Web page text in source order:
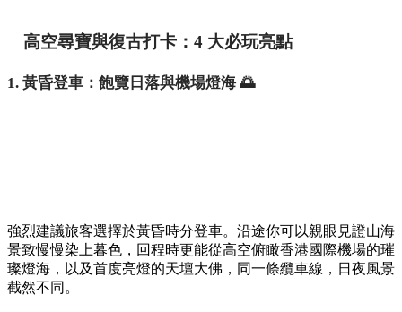
高空尋寶與復古打卡：4 大必玩亮點
1. 黃昏登車：飽覽日落與機場燈海 🌅
強烈建議旅客選擇於黃昏時分登車。沿途你可以親眼見證山海
景致慢慢染上暮色，回程時更能從高空俯瞰香港國際機場的璀
璨燈海，以及首度亮燈的天壇大佛，同一條纜車線，日夜風景
截然不同。